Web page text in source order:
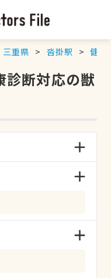
三重県 沓掛駅 健康
断対応の獣